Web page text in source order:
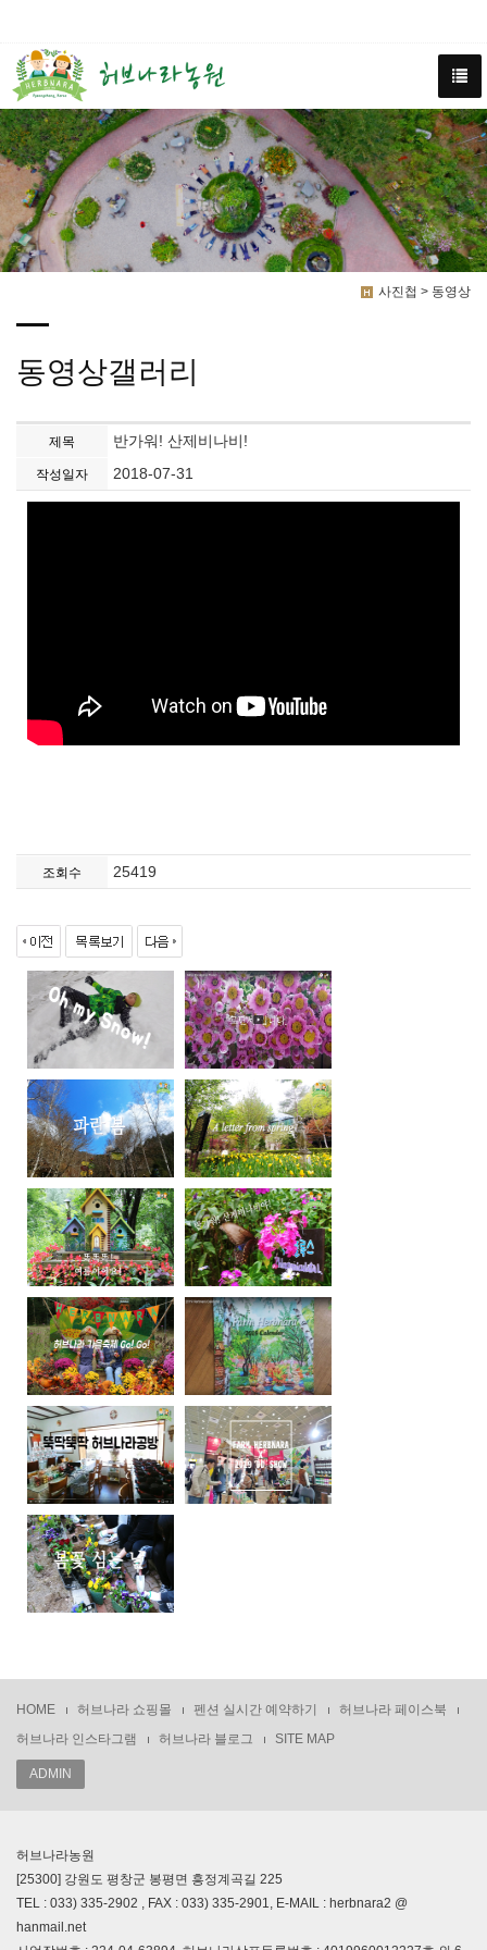
사진첩 > 동영상
동영상갤러리
제목 반가워! 산제비나비!
작성일자 2018-07-31
조회수 25419
HOME 허브나라 쇼핑몰 펜션 실시간 예약하기
허브나라 페이스북
허브나라 인스타그램
허브나라 블로그 SITE MAP
ADMIN
허브나라농원
[25300] 강원도 평창군 봉평면 흥정계곡길 225
TEL : 033) 335-2902 , FAX : 033) 335-2901, E-MAIL : herbnara2 @
hanmail.net